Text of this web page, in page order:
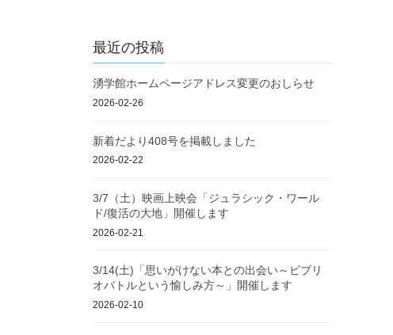
最近の投稿
湧学館ホームページアドレス変更のおしらせ
2026-02-26
新着だより408号を掲載しました
2026-02-22
3/7（土）映画上映会「ジュラシック・ワール
ド/復活の大地」開催します
2026-02-21
3/14(土)「思いがけない本との出会い～ビブリ
オバトルという愉しみ方～」開催します
2026-02-10